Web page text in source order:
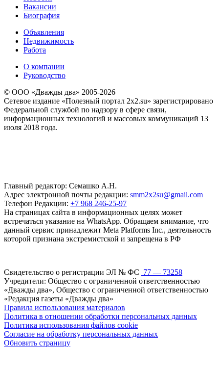
Вакансии
Биография
Объявления
Недвижимость
Работа
О компании
Руководство
© ООО «Дважды два» 2005-2026
Сетевое издание «Полезный портал 2x2.su» зарегистрировано
Федеральной службой по надзору в сфере связи,
информационных технологий и массовых коммуникаций 13
июля 2018 года.
Главный редактор: Семашко А.Н.
Адрес электронной почты редакции: smm2x2su@gmail.com
Телефон Редакции: +7 968 246-25-97
На страницах сайта в информационных целях может
встречаться указание на WhatsApp. Обращаем внимание, что
данный сервис принадлежит Meta Platforms Inc., деятельность
которой признана экстремистской и запрещена в РФ
Свидетельство о регистрации ЭЛ № ФС 77 — 73258
Учредители: Общество с ограниченной ответственностью
«Дважды два», Общество с ограниченной ответственностью
«Редакция газеты «Дважды два»
Правила использования материалов
Политика в отношении обработки персональных данных
Политика использования файлов cookie
Согласие на обработку персональных данных
Обновить страницу